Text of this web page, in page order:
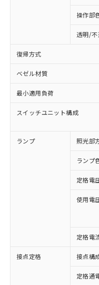
操作部
透明/不
復帰方式
ベゼル材質
最小適用負荷
スイッチユニット構成
ランプ 照光部
ランプ
定格電
使用電
定格電
接点定格 接点構
定格通
ご利用条
対応済み：
非含有に対応し
す。
対応予定：EU
有に対応した製